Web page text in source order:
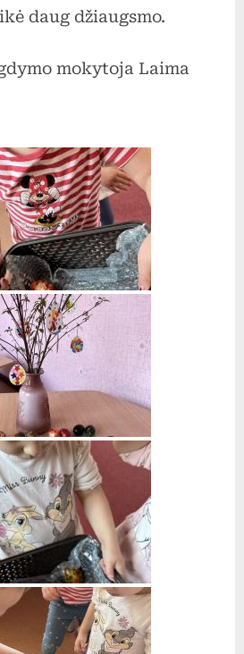
daug džiaugsmo.
mokytoja Laima